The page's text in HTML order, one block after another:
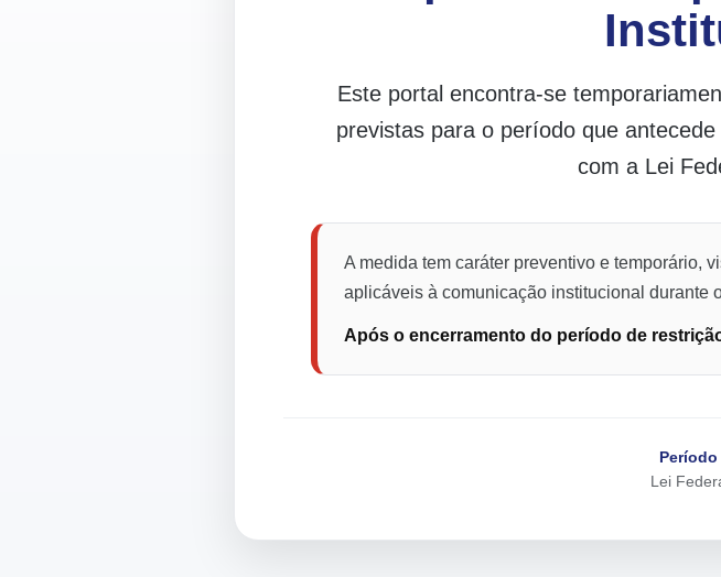
Este portal encontra-se
previstas para o período que
com a Lei
A medida tem caráter preventivo e temporário,
aplicáveis à comunicação institucional durante
Após o encerramento do período de
Lei